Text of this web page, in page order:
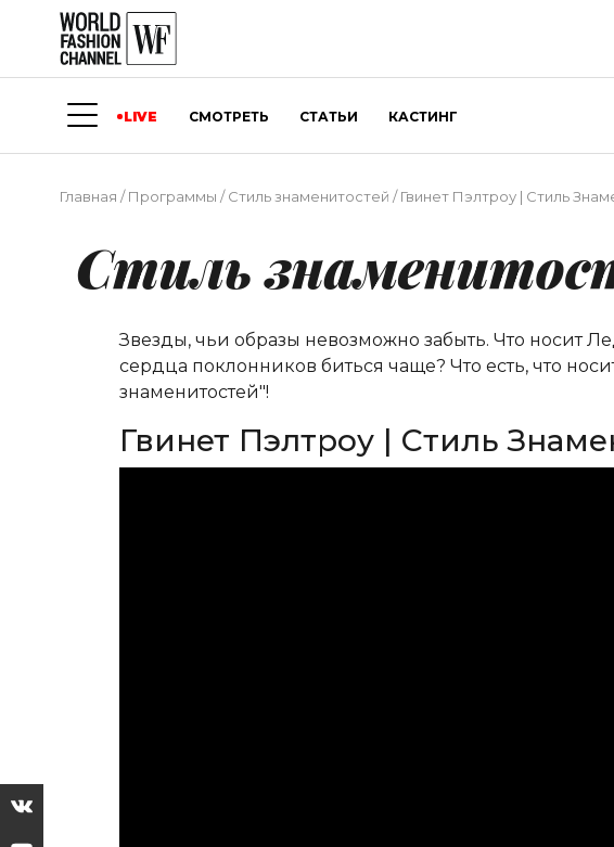
LIVE СМОТРЕТЬ СТАТЬИ КАСТИНГ
Главная /Программы /Стиль знаменитостей /Гвинет Пэлтроу | Стиль
Стиль
Звезды, чьи образы невозможно забыть. Что носит
сердца поклонников биться чаще? Что есть, что
знаменитостей"!
Гвинет Пэлтроу | Стиль